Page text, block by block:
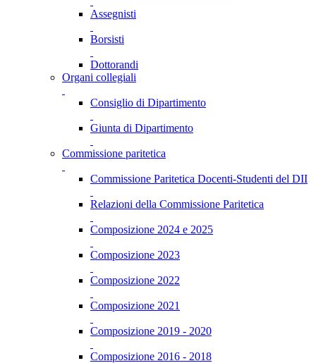
Assegnisti
Borsisti
Dottorandi
Organi collegiali
Consiglio di Dipartimento
Giunta di Dipartimento
Commissione paritetica
Commissione Paritetica Docenti-Studenti del DII
Relazioni della Commissione Paritetica
Composizione 2024 e 2025
Composizione 2023
Composizione 2022
Composizione 2021
Composizione 2019 - 2020
Composizione 2016 - 2018